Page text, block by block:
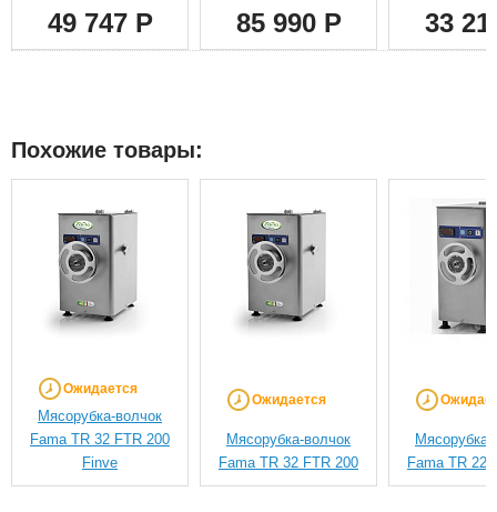
49 747 Р 85 990 Р 33
Похожие товары:
Ожидается
Мясорубка-волчок
Fama TR 32 FTR 200
Finve
Ожидается
Мясорубка-волчок
Fama TR 32 FTR 200
Мясорубка-
Fama TR 22